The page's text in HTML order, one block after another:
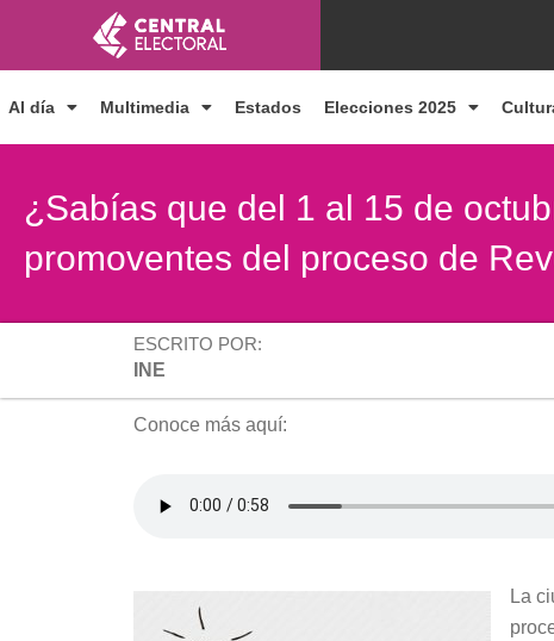
contenido
Al día Multimedia Estados Elecciones 2025
¿Sabías que del 1 al 15 de
promoventes del proceso de
ESCRITO POR:
INE
Conoce más aquí:
La